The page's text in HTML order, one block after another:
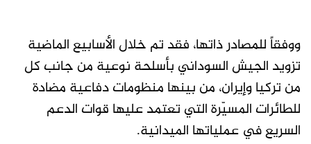
ووفقاً للمصادر ذاتها، فقد تم خلال الأسابيع الماضية
تزويد الجيش السوداني بأسلحة نوعية من جانب كل
من تركيا وإيران، من بينها منظومات دفاعية مضادة
للطائرات المسيّرة التي تعتمد عليها قوات الدعم
السريع في عملياتها الميدانية.